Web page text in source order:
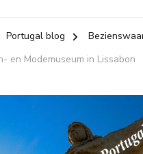
Portugal blog
en Modemuseum in Lissabon